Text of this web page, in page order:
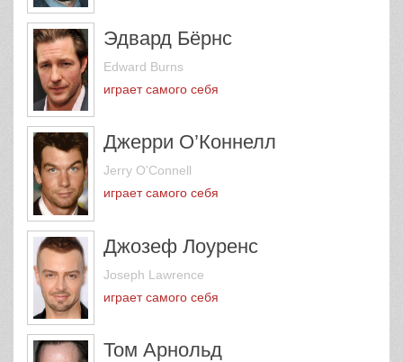
Эдвард Бёрнс
Edward Burns
играет самого себя
Джерри О’Коннелл
Jerry O'Connell
играет самого себя
Джозеф Лоуренс
Joseph Lawrence
играет самого себя
Том Арнольд